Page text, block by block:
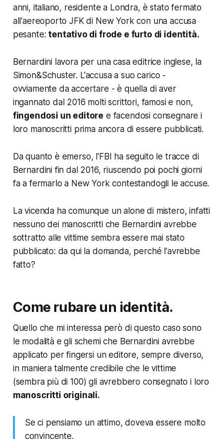
anni, italiano, residente a Londra, è stato fermato
all'aereoporto JFK di New York con una accusa
pesante:tentativo di frode e furto di identità.
Bernardini lavora per una casa editrice inglese, la
Simon&Schuster. L'accusa a suo carico -
ovviamente da accertare - è quella di aver
ingannato dal 2016 molti scrittori, famosi e non,
fingendosi un editore e facendosi consegnare i
loro manoscritti prima ancora di essere pubblicati.
Da quanto è emerso, l'FBI ha seguito le tracce di
Bernardini fin dal 2016, riuscendo poi pochi giorni
fa a fermarlo a New York contestandogli le accuse.
La vicenda ha comunque un alone di mistero, infatti
nessuno dei manoscritti che Bernardini avrebbe
sottratto alle vittime sembra essere mai stato
pubblicato: da qui la domanda, perché l'avrebbe
fatto?
Come rubare un identità.
Quello che mi interessa però di questo casosono
le modalità e gli schemiche Bernardini avrebbe
applicato per fingersi un editore, sempre diverso,
in maniera talmente credibile che le vittime
(sembra più di 100) gli avrebbero consegnato i loro
manoscritti originali.
Se ci pensiamo un attimo, doveva essere molto
convincente.